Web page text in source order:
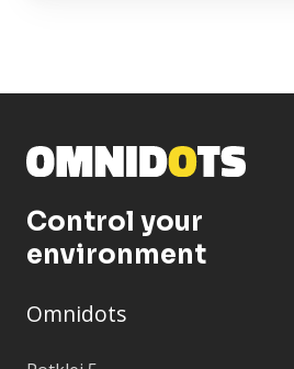
Control your
environment
Omnidots